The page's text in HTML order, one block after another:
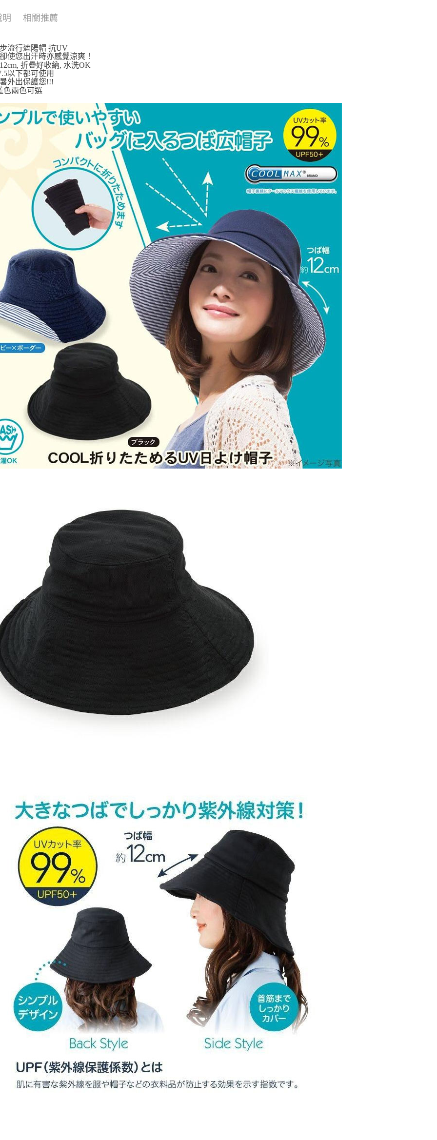
明 相關推薦
流行遮陽帽 抗UV
使您出汗時亦感覺涼爽！
折疊好收納, 水洗OK
以下都可使用
外出保護您!!!
色兩色可選